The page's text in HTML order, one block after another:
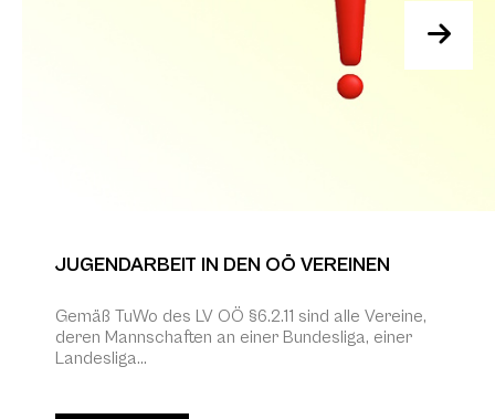
JUGENDARBEIT IN DEN OÖ VEREINEN
Gemäß TuWo des LV OÖ §6.2.11 sind alle Vereine,
deren Mannschaften an einer Bundesliga, einer
Landesliga...